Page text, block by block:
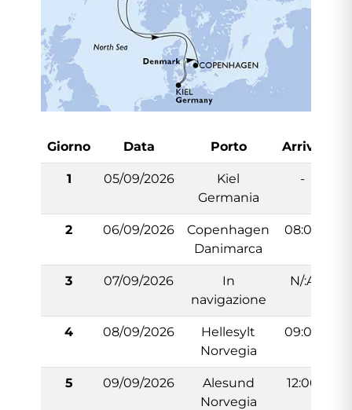
Giorno Data Porto Arrivo
1 05/09/2026
Kiel
Germania
-
2 06/09/2026
Copenhagen
Danimarca
08:00
3 07/09/2026
In
navigazione
N/:A
4 08/09/2026
Hellesylt
Norvegia
09:00
5 09/09/2026
Alesund
Norvegia
12:00